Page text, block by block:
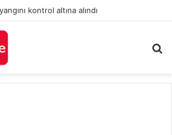
kontrol altına alındı
...